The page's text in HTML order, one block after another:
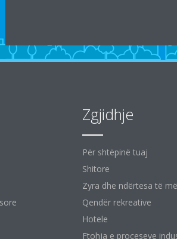
Zgjidhje
Për shtëpinë tuaj
Shitore
Zyra dhe ndërtesa të
Qendër rekreative
Hotele
Ftohja e proceseve